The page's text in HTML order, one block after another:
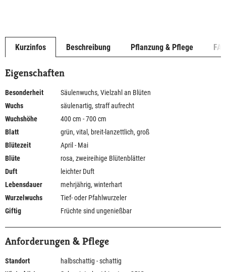
Kurzinfos Beschreibung Pflanzung & Pflege
Eigenschaften
Besonderheit
Säulenwuchs, Vielzahl an Blüten
Wuchs
säulenartig, straff aufrecht
Wuchshöhe
400 cm - 700 cm
Blatt
grün, vital, breit-lanzettlich, groß
Blütezeit
April - Mai
Blüte
rosa, zweireihige Blütenblätter
Duft
leichter Duft
Lebensdauer
mehrjährig, winterhart
Wurzelwuchs
Tief- oder Pfahlwurzeler
Giftig
Früchte sind ungenießbar
Anforderungen & Pflege
Standort
halbschattig - schattig